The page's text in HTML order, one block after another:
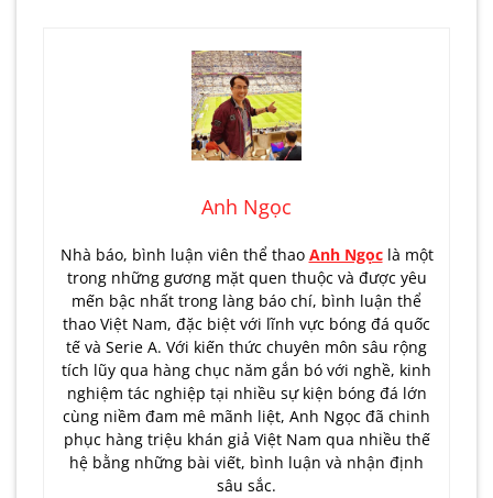
Anh Ngọc
Nhà báo, bình luận viên thể thao Anh Ngọclà một
trong những gương mặt quen thuộc và được yêu
mến bậc nhất trong làng báo chí, bình luận thể
thao Việt Nam, đặc biệt với lĩnh vực bóng đá quốc
tế và Serie A. Với kiến thức chuyên môn sâu rộng
tích lũy qua hàng chục năm gắn bó với nghề, kinh
nghiệm tác nghiệp tại nhiều sự kiện bóng đá lớn
cùng niềm đam mê mãnh liệt, Anh Ngọc đã chinh
phục hàng triệu khán giả Việt Nam qua nhiều thế
hệ bằng những bài viết, bình luận và nhận định
sâu sắc.